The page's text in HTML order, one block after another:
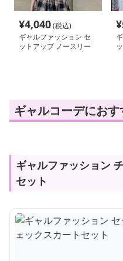
¥4,040(税込)
ギャルファッション セ
ットアップ ノースリー
¥
ギャルコーデにお
ギャルファッション
セット